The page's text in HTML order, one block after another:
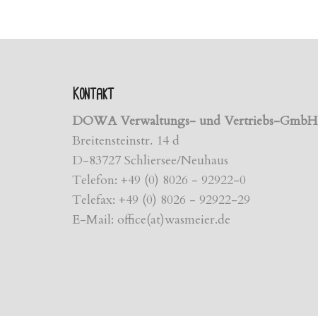
Kontakt
DOWA Verwaltungs- und Vertriebs-GmbH
Breitensteinstr. 14 d
D-83727 Schliersee/Neuhaus
Telefon: +49 (0) 8026 - 92922-0
Telefax: +49 (0) 8026 - 92922-29
E-Mail: office(at)wasmeier.de